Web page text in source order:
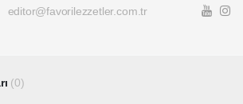
editor@favorilezzetler.com.tr
(0)